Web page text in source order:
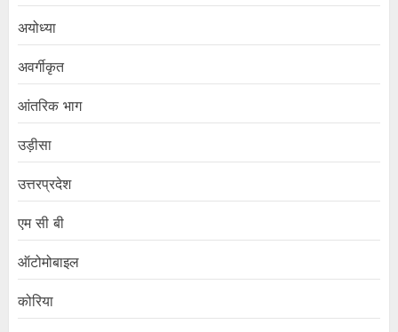
अयोध्या
अवर्गीकृत
आंतरिक भाग
उड़ीसा
उत्तरप्रदेश
एम सी बी
ऑटोमोबाइल
कोरिया